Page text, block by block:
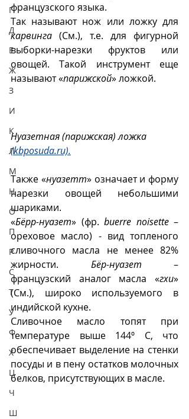
Г
Д
Е
Ж
З
И
К
Л
М
Н
О
П
Р
С
Т
У
Ф
Х
Ц
Ч
Ш
французского языка.
карвинга (См.), т.е. для фигурной
выборки-нарезки фруктов или
овощей. Такой инструмент еще
называют «парижской» ложкой.
Нуазетная (парижская) ложка
(kbposuda.ru).
Также «нуазетт» означает и форму
нарезки овощей небольшими
шариками.
«Бёрр-нуазет» (фр. buerre noisette –
ореховое масло) - вид топленого
сливочного масла не менее 82%
жирности. Бёр-нуазет –
французский аналог масла «гхи»
(См.), широко используемого в
индийской кухне.
Сливочное масло топят при
температуре выше 144º С, что
обеспечивает выделение на стенки
посуды и в пену остатков молочных
белков, присутствующих в масле.